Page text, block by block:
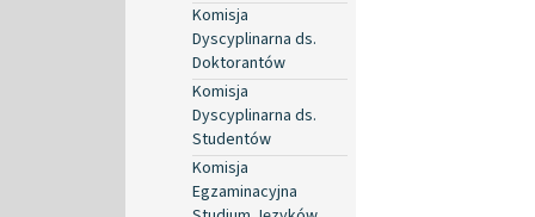
Komisja
Dyscyplinarna ds.
Doktorantów
Komisja
Dyscyplinarna ds.
Studentów
Komisja
Egzaminacyjna